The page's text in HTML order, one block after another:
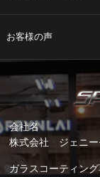
お客様の声
会社名
株式会社 ジェニー
ガラスコーティン